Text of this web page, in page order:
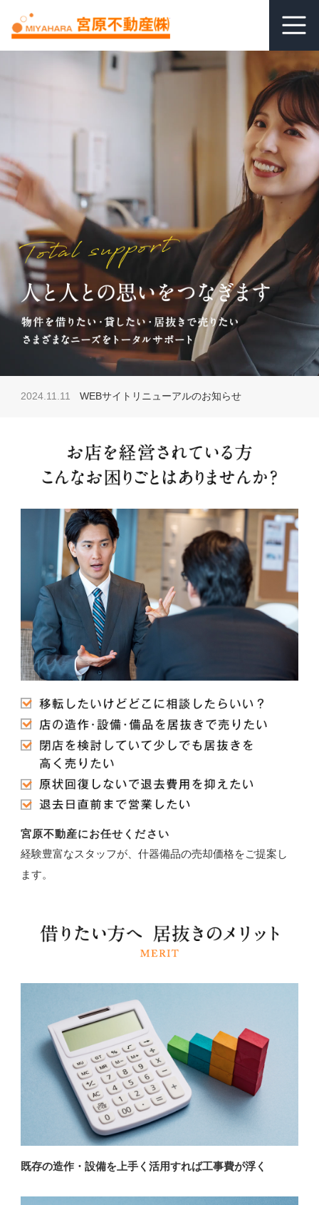
貸す
関連リンク
空室管理オンライン相談
よくあるご質問
会社情報
プライバシーポリシー
お知らせ
ブログ＆コラム
補助金情報
お客様の声
物件一覧
2024.11.11 WEBサイトリニューアルのお知らせ
宮原不動産にお任せください
経験豊富なスタッフが、什器備品の売却価格をご提案し
ます。
既存の造作・設備を上手く活用すれば工事費が浮く